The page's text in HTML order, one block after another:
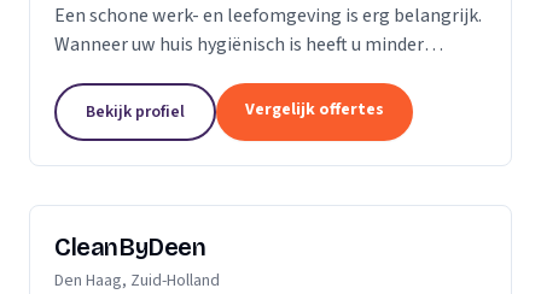
Een schone werk- en leefomgeving is erg belangrijk.
Wanneer uw huis hygiënisch is heeft u minder
een goede indruk op anderen, als uw bedrijfspand...
Bekijk profiel Vergelijk offertes
CleanByDeen
Den Haag, Zuid-Holland